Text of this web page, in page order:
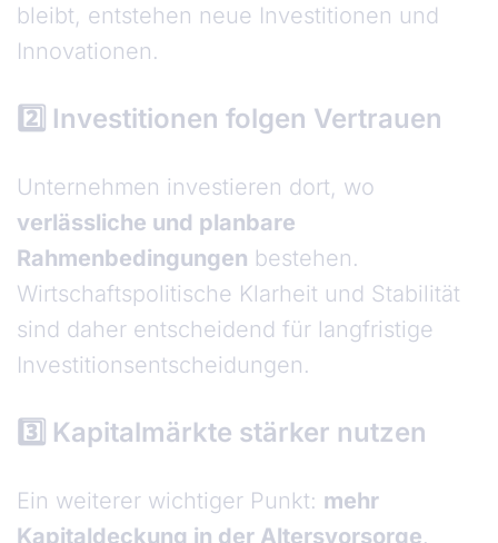
bleibt, entstehen neue Investitionen und
Innovationen.
2️⃣ Investitionen folgen Vertrauen
Unternehmen investieren dort, wo
verlässliche und planbare
Rahmenbedingungen bestehen.
Wirtschaftspolitische Klarheit und Stabilität
sind daher entscheidend für langfristige
Investitionsentscheidungen.
3️⃣ Kapitalmärkte stärker nutzen
Ein weiterer wichtiger Punkt: mehr
Kapitaldeckung in der Altersvorsorge.